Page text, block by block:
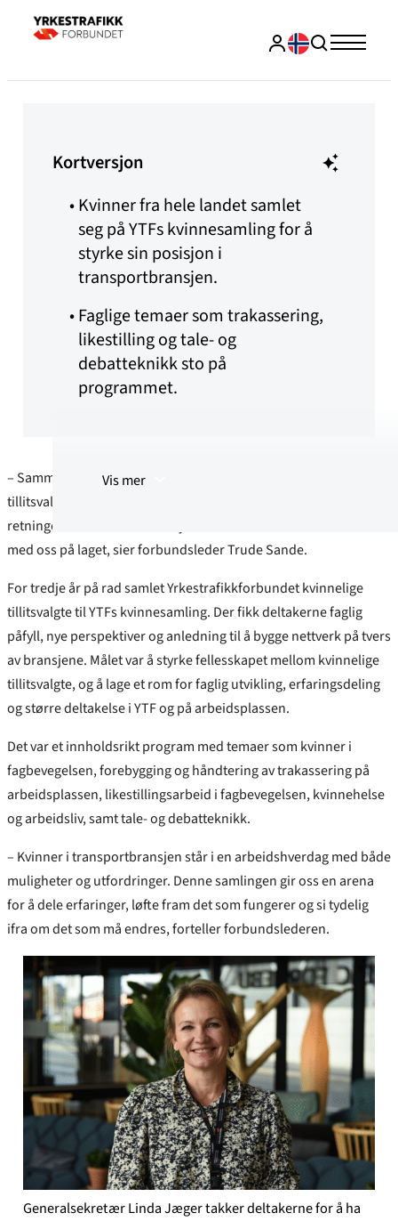
Kortversjon
Kvinner fra hele landet samlet
seg på YTFs kvinnesamling for å
styrke sin posisjon i
transportbransjen.
Faglige temaer som trakassering,
likestilling og tale- og
debatteknikk sto på
programmet.
endring i arbeidslivet.
kunstig intelligens (KI)
Vis mer
– Sammen er vi mindre alene, og det er viktig at de kvinnelige
tillitsvalgte har dette møtepunktet. Erfaringene som deles gir
retningen for hvordan vi kan jobbe videre for å få flere kvinner
med oss på laget, sier forbundsleder Trude Sande.
For tredje år på rad samlet Yrkestrafikkforbundet kvinnelige
tillitsvalgte til YTFs kvinnesamling. Der fikk deltakerne faglig
påfyll, nye perspektiver og anledning til å bygge nettverk på tvers
av bransjene. Målet var å styrke fellesskapet mellom kvinnelige
tillitsvalgte, og å lage et rom for faglig utvikling, erfaringsdeling
og større deltakelse i YTF og på arbeidsplassen.
Det var et innholdsrikt program med temaer som kvinner i
fagbevegelsen, forebygging og håndtering av trakassering på
arbeidsplassen, likestillingsarbeid i fagbevegelsen, kvinnehelse
og arbeidsliv, samt tale- og debatteknikk.
– Kvinner i transportbransjen står i en arbeidshverdag med både
muligheter og utfordringer. Denne samlingen gir oss en arena
for å dele erfaringer, løfte fram det som fungerer og si tydelig
ifra om det som må endres, forteller forbundslederen.
Generalsekretær Linda Jæger takker deltakerne for å ha